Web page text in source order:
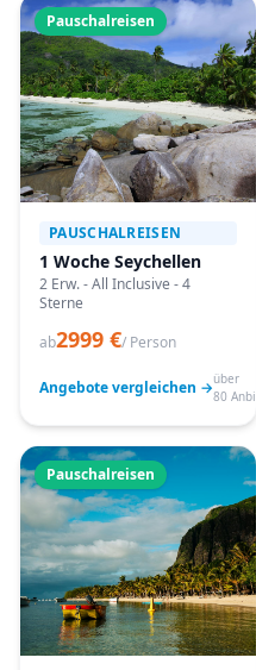
Pauschalreisen
PAUSCHALREISEN
1 Woche Seychellen
2 Erw. - All Inclusive - 4
Sterne
ab2999 €/ Person
Angebote vergleichen →über
80
Pauschalreisen